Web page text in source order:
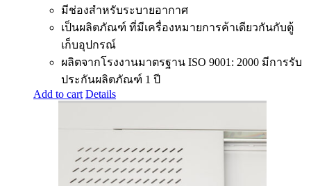
มีช่องสำหรับระบายอากาศ
เป็นผลิตภัณฑ์ ที่มีเครื่องหมายการค้าเดียวกันกับตู้
เก็บอุปกรณ์
ผลิตจากโรงงานมาตรฐาน ISO 9001: 2000 มีการรับ
ประกันผลิตภัณฑ์ 1 ปี
Add to cart Details